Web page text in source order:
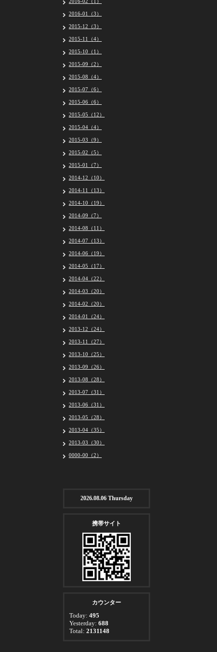
2016-01（3）
2015-12（3）
2015-11（4）
2015-10（1）
2015-09（2）
2015-08（4）
2015-07（6）
2015-06（6）
2015-05（12）
2015-04（4）
2015-03（9）
2015-02（5）
2015-01（7）
2014-12（10）
2014-11（13）
2014-10（19）
2014-09（7）
2014-08（11）
2014-07（13）
2014-06（19）
2014-05（17）
2014-04（22）
2014-03（20）
2014-02（20）
2014-01（24）
2013-12（24）
2013-11（27）
2013-10（25）
2013-09（26）
2013-08（28）
2013-07（31）
2013-06（31）
2013-05（28）
2013-04（35）
2013-03（30）
0000-00（2）
2026.08.06 Thursday
携帯サイト
カウンター
Today: 495
Yesterday: 688
Total: 2131148